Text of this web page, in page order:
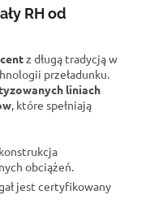
RH od
z długą tradycją w
przeładunku.
liniach
, które spełniają
obciążeń.
jest certyfikowany